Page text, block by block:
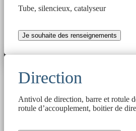
Tube, silencieux, catalyseur
Je souhaite des renseignements
Direction
Antivol de direction, barre et rotule
rotule d’accouplement, boitier de